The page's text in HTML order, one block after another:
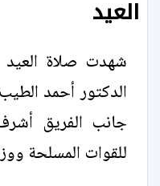
العيد
شهدت صلاة العيد
الدكتور أحمد
جانب الفريق
للقوات المسلحة